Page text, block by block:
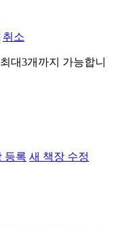
취소
대3개까지 가능합니
등록 새 책장 수정